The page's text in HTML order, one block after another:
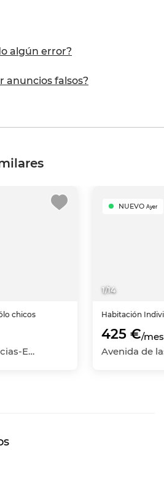
algún error?
anuncios falsos?
chicos
Avenida de las Ciencias-Emilio Lemos, Este-Alcosa-Torreblanca, Sevilla Capital, Sevilla
1/14
NUEVO Ayer
Habitación
425 €/mes